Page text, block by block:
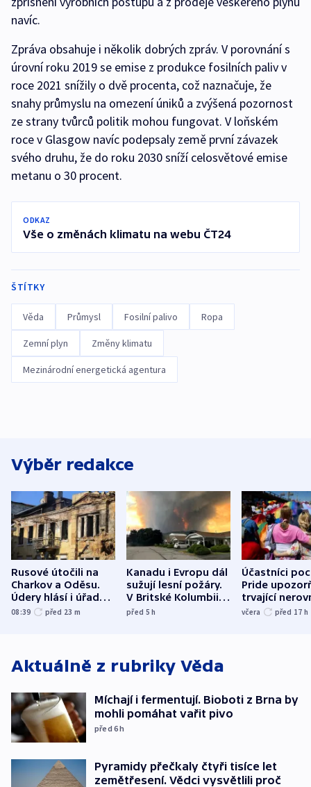
navíc.
Zpráva obsahuje i několik dobrých zpráv. V porovnání s
úrovní roku 2019 se emise z produkce fosilních paliv v
roce 2021 snížily o dvě procenta, což naznačuje, že
snahy průmyslu na omezení úniků a zvýšená pozornost
ze strany tvůrců politik mohou fungovat. V loňském
roce v Glasgow navíc podepsaly země první závazek
svého druhu, že do roku 2030 sníží celosvětové emise
metanu o 30 procent.
ODKAZ
Vše o změnách klimatu na webu ČT24
ŠTÍTKY
Věda Průmysl Fosilní palivo Ropa
Zemní plyn Změny klimatu
Mezinárodní energetická agentura
Výběr redakce
Rusové útočili na
Charkov a Oděsu.
Údery hlásí i úřady v
Bělgorodu
08:39 před 23 m
Kanadu i Evropu dál
sužují lesní požáry.
V Britské Kolumbii
evakuovali tisíce lidí
před 5h
Účastníci
Pride
trvající
včera před 17 h
Aktuálně z rubriky Věda
Míchají i fermentují. Bioboti z Brna by
mohli pomáhat vařit pivo
před 6h
Pyramidy přečkaly čtyři tisíce let
zemětřesení. Vědci vysvětlili proč